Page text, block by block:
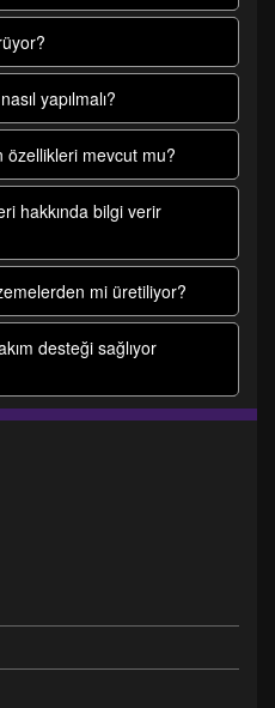
yapılmalı?
özellikleri mevcut mu?
hakkında bilgi verir
mi üretiliyor?
desteği sağlıyor